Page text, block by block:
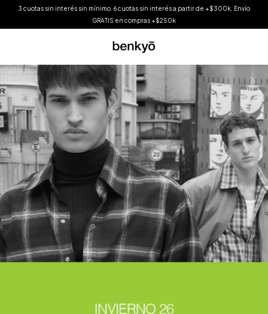
3 cuotas sin interés sin mínimo. 6 cuotas sin interés a partir de +$300k. Envío
GRATIS en compras +$250k